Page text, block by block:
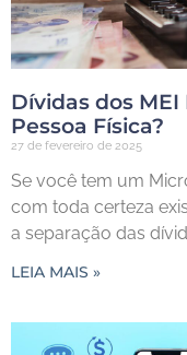
Dívidas dos
Pessoa Física?
27 de fevereiro de 2025
Se você tem um
com toda certeza
a separação das
LEIA MAIS »